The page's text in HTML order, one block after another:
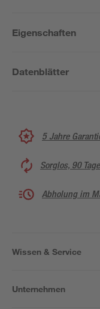
Eigenschaften
Datenblätter
5 Jahre
Sorglos, 90
Abholung im
Wissen & Service
Unternehmen